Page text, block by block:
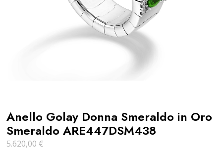
Anello Golay Donna Smeraldo in Oro
Smeraldo ARE447DSM438
5.620,00 €